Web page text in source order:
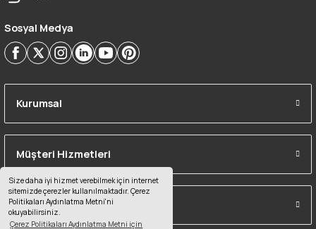
Size daha iyi hizmet verebilmek için internet
sitemizde çerezler kullanılmaktadır. Çerez
Politikaları Aydınlatma Metni'ni
okuyabilirsiniz.
Çerez Politikaları Aydınlatma Metni için
Sosyal Medya
Kurumsal
Müşteri Hizmetleri
Alışveriş Bilgileri